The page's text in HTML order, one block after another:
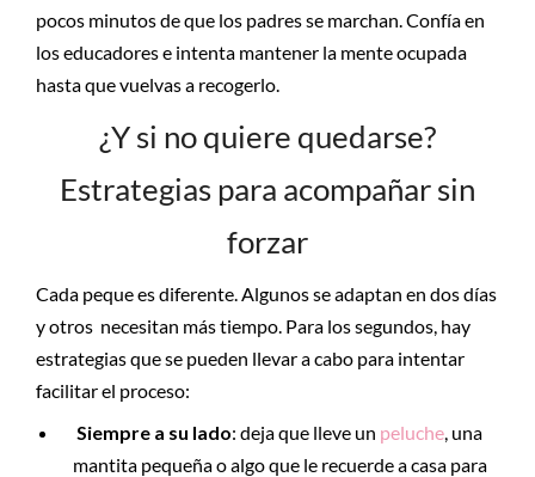
pocos minutos de que los padres se marchan. Confía en
los educadores e intenta mantener la mente ocupada
hasta que vuelvas a recogerlo.
¿Y si no quiere quedarse?
Estrategias para acompañar sin
forzar
Cada peque es diferente. Algunos se adaptan en dos días
y otros necesitan más tiempo. Para los segundos, hay
estrategias que se pueden llevar a cabo para intentar
facilitar el proceso:
Siempre a su lado: deja que lleve un peluche, una
mantita pequeña o algo que le recuerde a casa para